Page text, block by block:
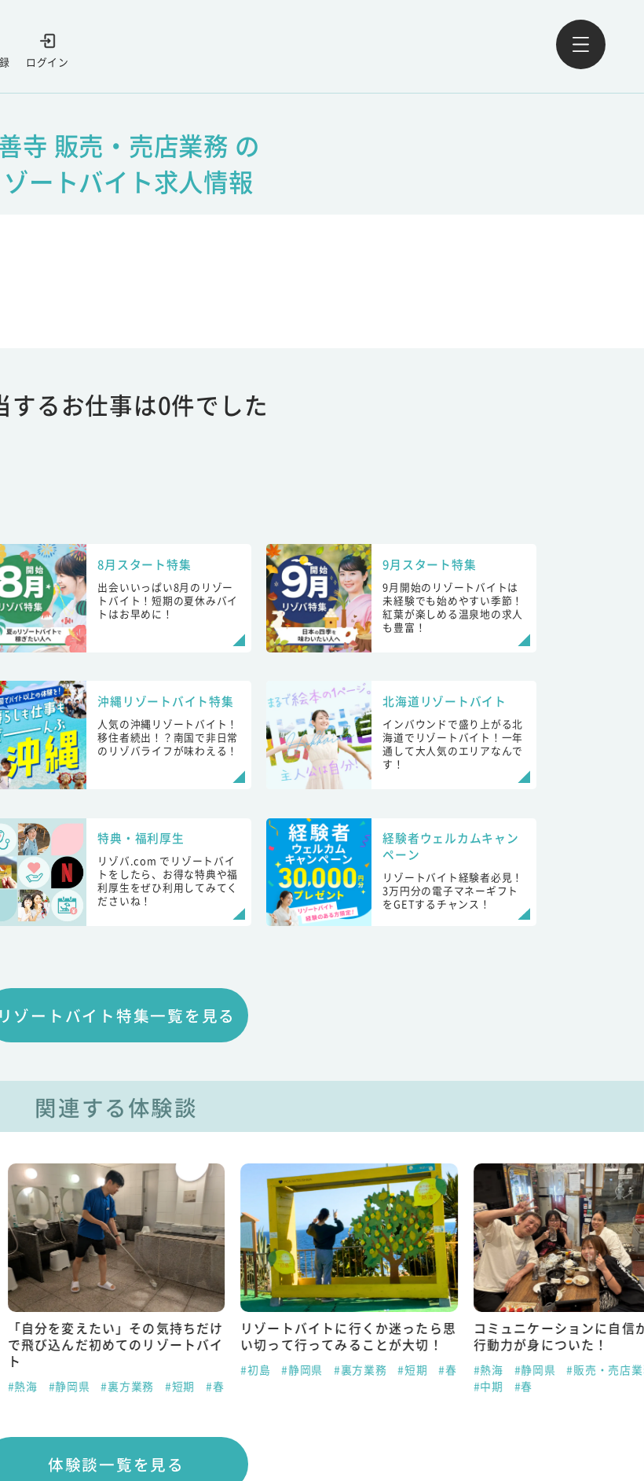
ログイン
寺 販売・売店業務 の
ゾートバイト求人情報
するお仕事は0件でした
8月スタート特集
出会いいっぱい8月のリゾー
トバイト！短期の夏休みバイ
トはお早めに！
9月スタート特集
9月開始のリゾートバイトは
未経験でも始めやすい季節！
紅葉が楽しめる温泉地の求人
も豊富！
沖縄リゾートバイト特集
人気の沖縄リゾートバイト！
移住者続出！？南国で非日常
のリゾバライフが味わえる！
北海道リゾートバイト
インバウンドで盛り上がる北
海道でリゾートバイト！一年
通して大人気のエリアなんで
す！
特典・福利厚生
リゾバ.com でリゾートバイ
トをしたら、お得な特典や福
利厚生をぜひ利用してみてく
ださいね！
経験者ウェルカムキャン
ペーン
リゾートバイト経験者必見！
3万円分の電子マネーギフト
をGETするチャンス！
リゾートバイト特集一覧を見る
関連する体験談
「自分を変えたい」その気持ちだけ
で飛び込んだ初めてのリゾートバイ
ト
#熱海 #静岡県 #裏方業務 #短期 #春
リゾートバイトに行くか迷ったら思
い切って行ってみることが大切！
#初島 #静岡県 #裏方業務 #短期 #春
コミュニケーションに自信
行動力が身についた！
#熱海 #静岡県
#販売・売店
#中期
#春
体験談一覧を見る